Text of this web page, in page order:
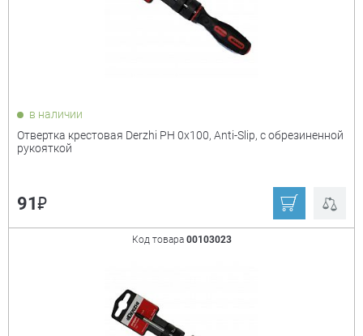
в наличии
Отвертка крестовая Derzhi PH 0х100, Anti-Slip, с обрезиненной
рукояткой
91₽
Код товара 00103023